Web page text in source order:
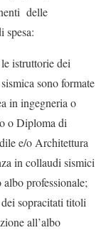
delle
spesa:
istruttorie dei
sono formate
in ingegneria o
o Diploma di
e/o Architettura
in collaudi sismici
professionale;
sopracitati titoli
all’albo